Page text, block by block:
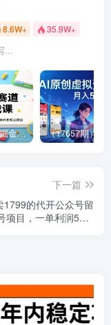
8.6W+ 35.9W+
...
小红书教育赛道掘金实战课：AI课件制作+店铺运营+爆款笔记，打通知识变现全路径
下一篇
1799的代开公众号留
项目，一单利润500-